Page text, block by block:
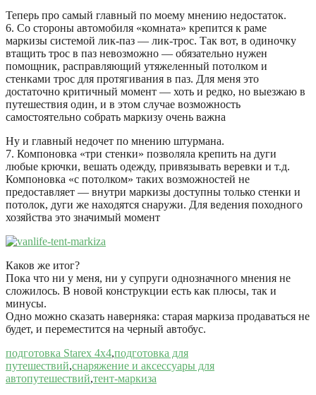
Теперь про самый главный по моему мнению недостаток.
6. Со стороны автомобиля «комната» крепится к раме
маркизы системой лик-паз — лик-трос. Так вот, в одиночку
втащить трос в паз невозможно — обязательно нужен
помощник, расправляющий утяжеленный потолком и
стенками трос для протягивания в паз. Для меня это
достаточно критичный момент — хоть и редко, но выезжаю в
путешествия один, и в этом случае возможность
самостоятельно собрать маркизу очень важна
Ну и главный недочет по мнению штурмана.
7. Компоновка «три стенки» позволяла крепить на дуги
любые крючки, вешать одежду, привязывать веревки и т.д.
Компоновка «с потолком» таких возможностей не
предоставляет — внутри маркизы доступны только стенки и
потолок, дуги же находятся снаружи. Для ведения походного
хозяйства это значимый момент
Каков же итог?
Пока что ни у меня, ни у супруги однозначного мнения не
сложилось. В новой конструкции есть как плюсы, так и
минусы.
Одно можно сказать наверняка: старая маркиза продаваться не
будет, и переместится на черный автобус.
подготовка Starex 4x4,подготовка для
путешествий,снаряжение и аксессуары для
автопутешествий,тент-маркиза